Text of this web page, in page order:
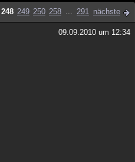
248 249 250 258 ... 291 nächste
09.09.2010 um 12:34